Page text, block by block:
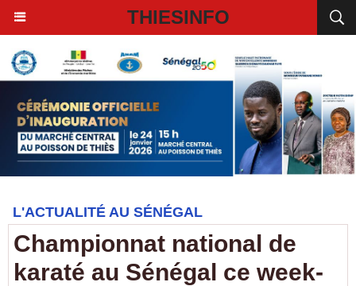
THIESINFO
L'ACTUALITÉ AU SÉNÉGAL
Championnat national de
karaté au Sénégal ce week-